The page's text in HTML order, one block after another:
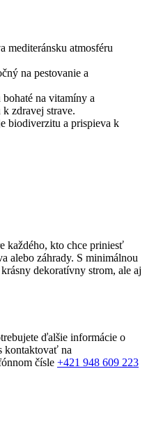
mediteránsku atmosféru
na pestovanie a
na vitamíny a
zdravej strave.
biodiverzitu a prispieva k
kto chce priniesť
alebo záhrady. S minimálnou
dekoratívny strom, ale aj
ďalšie informácie o
kontaktovať na
čísle +421 948 609 223